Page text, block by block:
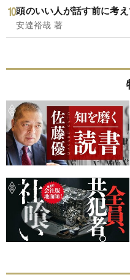
頭のいい人が話す前に考
安達裕哉 著